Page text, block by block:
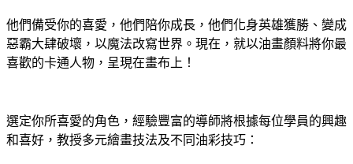
他們備受你的喜愛，他們陪你成長，他們化身英雄獲勝、變成
惡霸大肆破壞，以魔法改寫世界。現在，就以油畫顏料將你最
喜歡的卡通人物，呈現在畫布上！
選定你所喜愛的角色，經驗豐富的導師將根據每位學員的興趣
和喜好，教授多元繪畫技法及不同油彩技巧：